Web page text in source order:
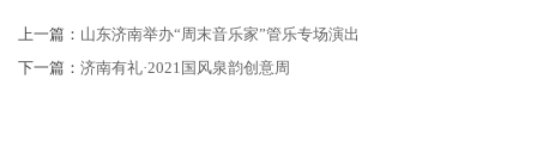
上一篇： 山东济南举办“周末音乐家”管乐专场演出
下一篇： 济南有礼·2021国风泉韵创意周